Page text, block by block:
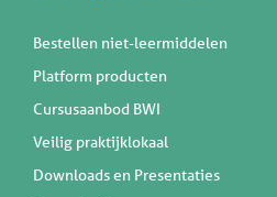
Bestellen niet-leermiddelen
Platform producten
Cursusaanbod BWI
Veilig praktijklokaal
Downloads en Presentaties